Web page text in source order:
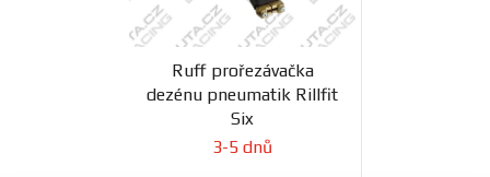
Ruff prořezávačka
dezénu pneumatik Rillfit
Six
3-5 dnů